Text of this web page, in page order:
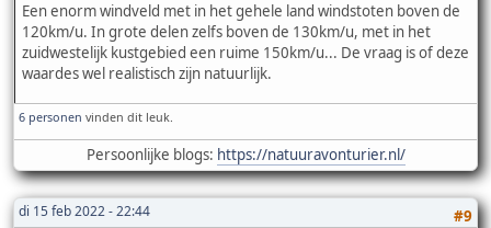
Een enorm windveld met in het gehele land windstoten boven de
120km/u. In grote delen zelfs boven de 130km/u, met in het
zuidwestelijk kustgebied een ruime 150km/u... De vraag is of deze
waardes wel realistisch zijn natuurlijk.
6 personen vinden dit leuk.
Persoonlijke blogs: https://natuuravonturier.nl/
di 15 feb 2022 - 22:44
#9